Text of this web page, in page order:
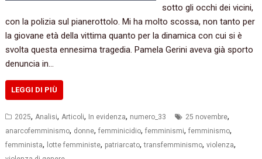
sotto gli occhi dei vicini,
con la polizia sul pianerottolo. Mi ha molto scossa, non tanto per
la giovane età della vittima quanto per la dinamica con cui si è
svolta questa ennesima tragedia. Pamela Gerini aveva già sporto
denuncia in…
LEGGI DI PIÙ
2025, Analisi, Articoli, In evidenza, numero_33 25 novembre,
anarcofemminismo, donne,femminicidio,femminismi,femminismo,
femminista, lotte femministe, patriarcato,transfemminismo,violenza,